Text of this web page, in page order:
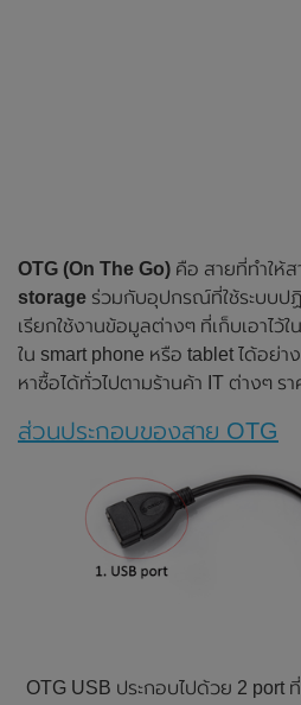
OTG (On The Go) คือ สายที่ทำให้ส
storage ร่วมกับอุปกรณ์ที่ใช้ระบบป
เรียกใช้งานข้อมูลต่างๆ ที่เก็บเอาไว้
ใน smart phone หรือ tablet ได้อย่
หาซื้อได้ทั่วไปตามร้านค้า IT ต่างๆ ร
ส่วนประกอบของสาย OTG
OTG USB ประกอบไปด้วย 2 port